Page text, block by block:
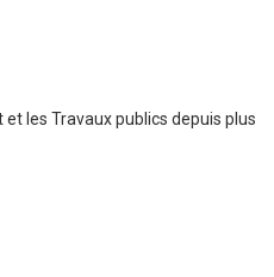
les Travaux publics depuis plus